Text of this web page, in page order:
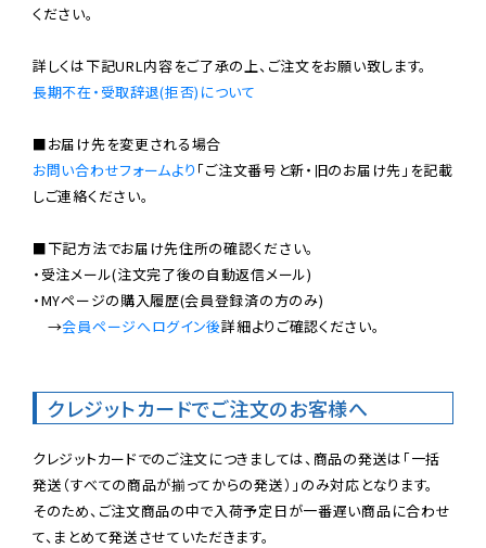
ください。
長期不在・受取辞退(拒否)について
お問い合わせフォームより 「ご注文番号と新・旧のお届け先」を記載
しご連絡ください。
■下記方法でお届け先住所の確認ください。
・受注メール(注文完了後の自動返信メール)
・MYページの購入履歴(会員登録済の方のみ)
→会員ページへログイン後詳細よりご確認ください。
クレジットカードでご注文のお客様へ
クレジットカードでのご注文につきましては、商品の発送は「一括
発送（すべての商品が揃ってからの発送）」のみ対応となります。
そのため、ご注文商品の中で入荷予定日が一番遅い商品に合わせ
て、まとめて発送させていただきます。